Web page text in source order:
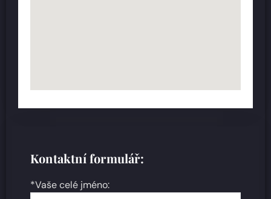
Kontaktní formulář:
*Vaše celé jméno: